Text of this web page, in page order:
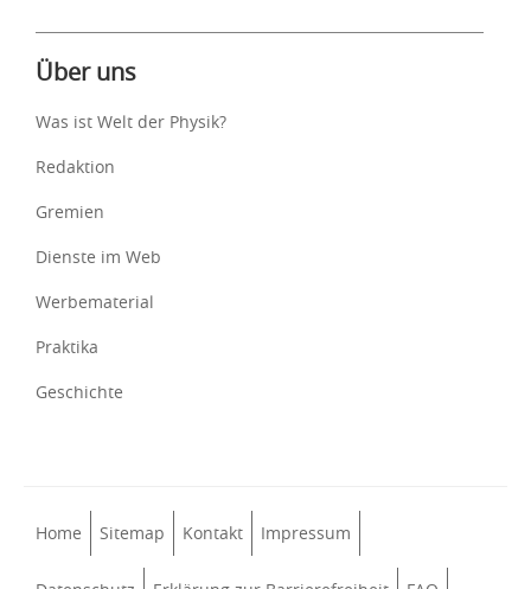
Über uns
Was ist Welt der Physik?
Redaktion
Gremien
Dienste im Web
Werbematerial
Praktika
Geschichte
Home Sitemap Kontakt Impressum